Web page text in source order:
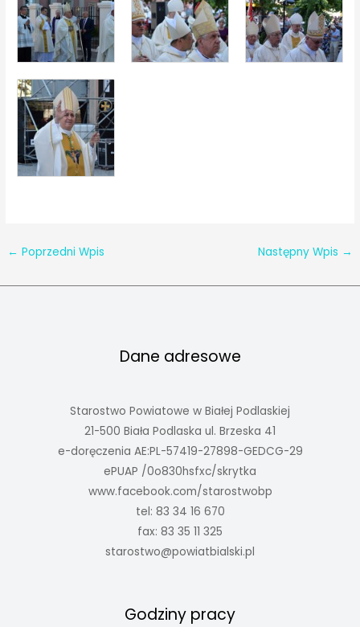
← Poprzedni Wpis Następny Wpis →
Dane adresowe
Starostwo Powiatowe w Białej Podlaskiej
21-500 Biała Podlaska ul. Brzeska 41
e-doręczenia AE:PL-57419-27898-GEDCG-29
ePUAP /0o830hsfxc/skrytka
www.facebook.com/starostwobp
tel: 83 34 16 670
fax: 83 35 11 325
starostwo@powiatbialski.pl
Godziny pracy